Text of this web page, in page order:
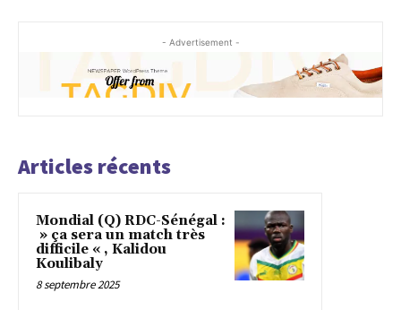
- Advertisement -
Articles récents
Mondial (Q) RDC-Sénégal :
» ça sera un match très
difficile « , Kalidou
Koulibaly
8 septembre 2025